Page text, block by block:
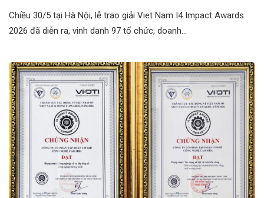
Chiều 30/5 tại Hà Nội, lễ trao giải Viet Nam I4 Impact Awards
2026 đã diễn ra, vinh danh 97 tổ chức, doanh…